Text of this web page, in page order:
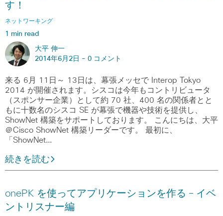
す！
ネットワーキング
1 min read
大平 伸一
2014年6月2日 - 0 コメント
来る 6月 11日～ 13日は、幕張メッセで Interop Tokyo
2014 が開催されます。シスコは今年もコントリビュータ
（スポンサー企業）として約 70 社、400 名の関係者とと
もに十数名のシスコ SE が幕張で機器や技術を提供し、
ShowNet 構築をサポートしております。 こんにちは、大平
＠Cisco ShowNet 構築リーダーです。 最初に、
「ShowNet…
続きを読む
onePK を使ってアプリケーションを作る – イベ
ントリスナー編